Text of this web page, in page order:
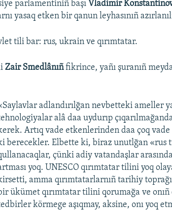
parlamentiniñ başı Vladimir
yasaq etken bir qanun leyhasınıñ
tili bar: rus, ukrain ve qırımtatar.
Zair Smedlânıñfikrince, yañı şuranıñ
adlandırılğan nevbetteki ameller
alâ daa uydurıp
Artıq vade etkenlerinden daa çoq
berecekler. Elbette ki, biraz unutlğan «rus
çünki adiy vatandaşlar
yoq. UNESCO qırımtatar tilini yoq
amma qırımtatarlarnıñ tarihiy
ükümet qırımtatar tilini qorumağa ve onıñ
körmege aşıqmay, aksine, onı yoq